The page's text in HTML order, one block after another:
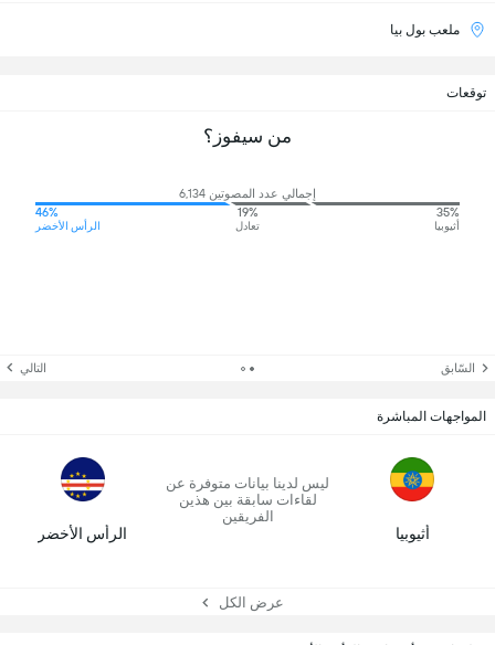
ملعب بول بيا
توقعات
من سيفوز؟
إجمالي عدد المصوتين 6,134
35%
أثيوبيا
19%
تعادل
46%
الرأس الأخضر
السّابق التالي
المواجهات المباشرة
أثيوبيا
ليس لدينا بيانات متوفرة عن
لقاءات سابقة بين هذين
الفريقين
الرأس الأخضر
عرض الكل